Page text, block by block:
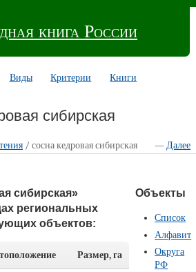
книга России
Виды Критерии Книги
сибирская
—Далее
/ сосна кедровая сибирская
сибирская»
региональных
объектов:
Размер, га
Объекты
Список
Алфавит
Округа
РФ